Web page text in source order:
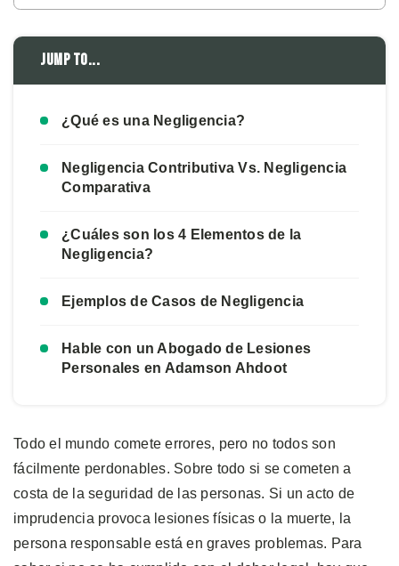
Jump to...
¿Qué es una Negligencia?
Negligencia Contributiva Vs. Negligencia
Comparativa
¿Cuáles son los 4 Elementos de la
Negligencia?
Ejemplos de Casos de Negligencia
Hable con un Abogado de Lesiones
Personales en Adamson Ahdoot
Todo el mundo comete errores, pero no todos son
fácilmente perdonables. Sobre todo si se cometen a
costa de la seguridad de las personas. Si un acto de
imprudencia provoca lesiones físicas o la muerte, la
persona responsable está en graves problemas. Para